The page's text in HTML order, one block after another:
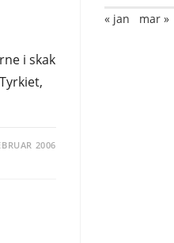
i skak
2006
« jan mar »